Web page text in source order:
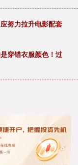
努力拉升电影配套
穿错衣服颜色！过